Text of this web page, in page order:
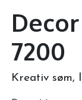
7200
Kreativ søm,